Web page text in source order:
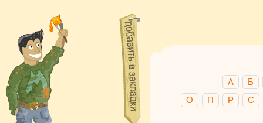
А
Б
О
П Р С